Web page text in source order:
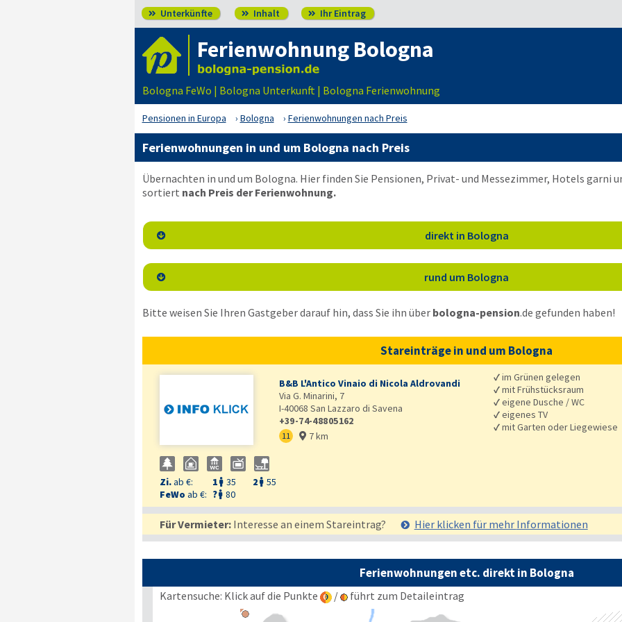
 Unterkünfte  Inhalt  Ihr Eintrag
Ferienwohnung Bologna
Bologna FeWo | Bologna Unterkunft | Bologna Ferienwohnung
Pensionen in Europa Bologna Ferienwohnungen nach Preis
Ferienwohnungen in und um Bologna nach Preis
Übernachten in und um Bologna. Hier finden Sie Pensionen, Privat- und Messezimmer, Hotels garni
sortiert nach Preis der Ferienwohnung.
 direkt in Bologna
 rund um Bologna
Bitte weisen Sie Ihren Gastgeber darauf hin, dass Sie ihn über bologna-pension.de gefunden haben!
Stareinträge in und um Bologna
B&B L'Antico Vinaio di Nicola Aldrovandi
Via G. Minarini, 7
I-40068 San Lazzaro di Savena
+39-74-48805162
11  7 km
Zi.ab €: 1  35 2  55
FeWo ab €: ? 80
✓im Grünen gelegen
✓mit Frühstücksraum
✓eigene Dusche / WC
✓eigenes TV
✓mit Garten oder Liegewiese
Für Vermieter:Interesse an einem Stareintrag? Hier klicken für mehr Informationen
Ferienwohnungen etc. direkt in Bologna
Kartensuche: Klick auf die Punkte / führt zum Detaileintrag